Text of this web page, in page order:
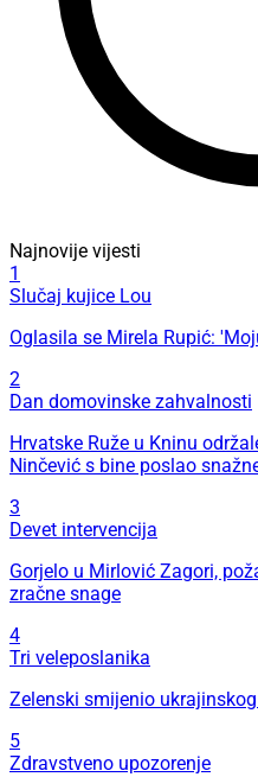
Najnovije vijesti
1
Slučaj kujice Lou
Oglasila se Mirela Rupić:
2
Dan domovinske zahvalnosti
Hrvatske Ruže u Kninu
Ninčević s bine poslao
3
Devet intervencija
Gorjelo u Mirlović Zagori,
zračne snage
4
Tri veleposlanika
Zelenski smijenio
5
Zdravstveno upozorenje